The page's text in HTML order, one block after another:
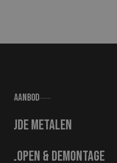
Aanbod
Oude metalen
Slopen & demontage